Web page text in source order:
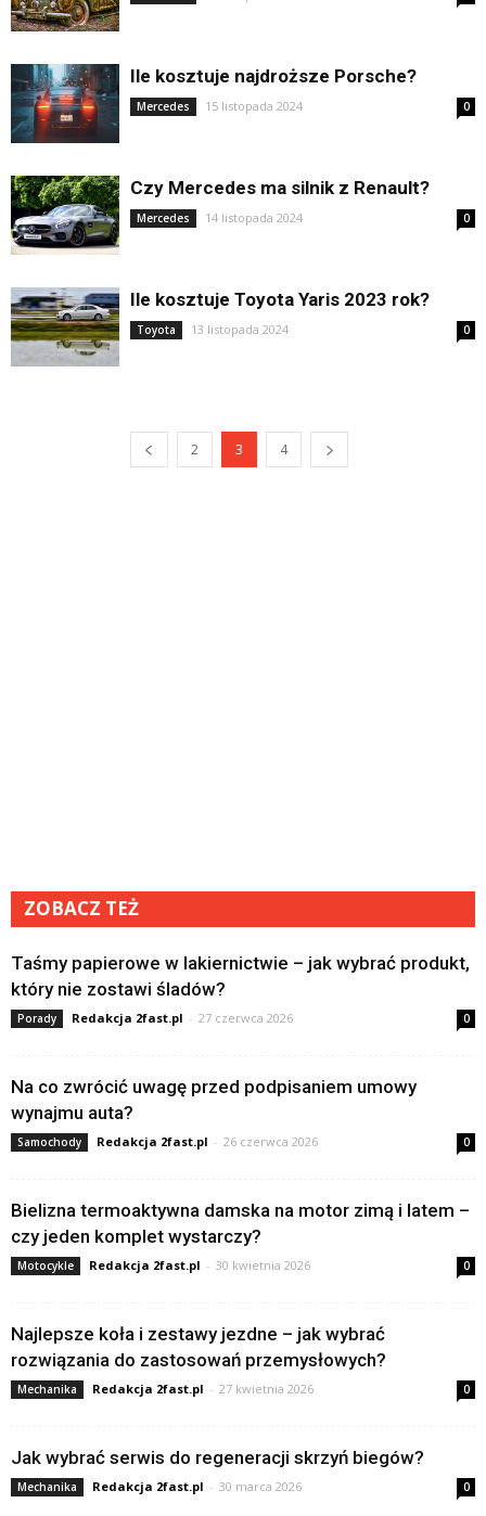
Ile kosztuje najdroższe Porsche?
Mercedes 15 listopada 2024 0
Czy Mercedes ma silnik z Renault?
Mercedes 14 listopada 2024 0
Ile kosztuje Toyota Yaris 2023 rok?
Toyota 13 listopada 2024 0
2 3 4
ZOBACZ TEŻ
Taśmy papierowe w lakiernictwie – jak wybrać produkt,
który nie zostawi śladów?
Porady Redakcja 2fast.pl - 27 czerwca 2026 0
Na co zwrócić uwagę przed podpisaniem umowy
wynajmu auta?
Samochody Redakcja 2fast.pl - 26 czerwca 2026 0
Bielizna termoaktywna damska na motor zimą i latem –
czy jeden komplet wystarczy?
Motocykle Redakcja 2fast.pl - 30 kwietnia 2026 0
Najlepsze koła i zestawy jezdne – jak wybrać
rozwiązania do zastosowań przemysłowych?
Mechanika Redakcja 2fast.pl - 27 kwietnia 2026 0
Jak wybrać serwis do regeneracji skrzyń biegów?
Mechanika Redakcja 2fast.pl - 30 marca 2026 0